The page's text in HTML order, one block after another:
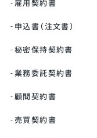
雇用契約書
申込書（注文書）
秘密保持契約書
業務委託契約書
顧問契約書
売買契約書